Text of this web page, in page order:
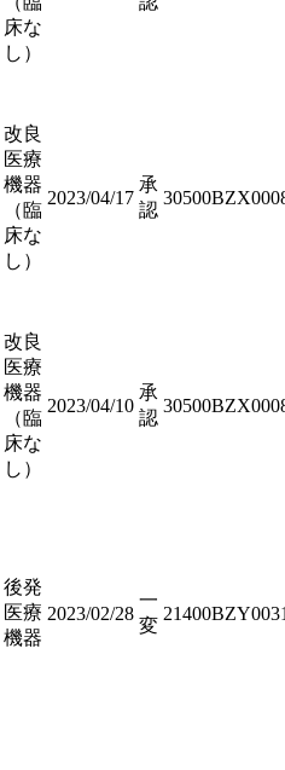
床な
し）
改良
医療
機器
（臨
床な
し）
2023/04/17
承
認
改良
医療
機器
（臨
床な
し）
2023/04/10
承
認
後発
医療
機器
2023/02/28
一
変